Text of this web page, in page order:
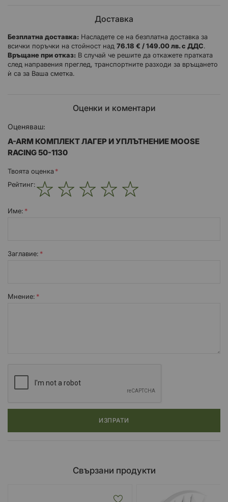
Комплектът съдържа лагери, щифтове,
разделители и уплътнения за възстановяване
на едно A-рамо
Доставка
Безплатна доставка: Насладете се на безплатна доставка за
всички поръчки на стойност над 76.18 € / 149.00 лв. с ДДС.
Връщане при отказ: В случай че решите да откажете пратката
след направения преглед, транспортните разходи за връщането
ѝ са за Ваша сметка.
Оценки и коментари
Оценяваш:
A-ARM КОМПЛЕКТ ЛАГЕР И УПЛЪТНЕНИЕ MOOSE
RACING 50-1130
Твоята оценка
Рейтинг:
Име:
Заглавиe:
Мнение:
ИЗПРАТИ
Свързани продукти